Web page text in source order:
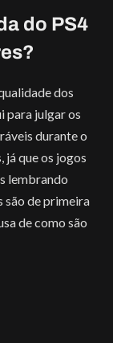
do PS4
dos
para julgar os
​​durante o
já que os jogos
lembrando
são de primeira
de como são